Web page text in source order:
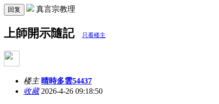
回复 真言宗教理
上師開示隨記 只看楼主
楼主 晴時多雲54437
收藏2026-4-26 09:18:50